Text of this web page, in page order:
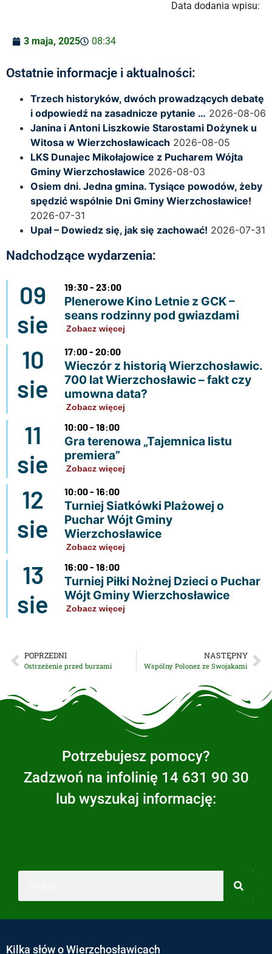
Data dodania wpisu:
3 maja, 2025 08:34
Ostatnie informacje i aktualności:
Trzech historyków, dwóch prowadzących debatę
i odpowiedź na zasadnicze pytanie … 2026-08-06
Janina i Antoni Liszkowie Starostami Dożynek u
Witosa w Wierzchosławicach 2026-08-05
LKS Dunajec Mikołajowice z Pucharem Wójta
Gminy Wierzchosławice 2026-08-03
Osiem dni. Jedna gmina. Tysiące powodów, żeby
spędzić wspólnie Dni Gminy Wierzchosławice!
2026-07-31
Upał – Dowiedz się, jak się zachować! 2026-07-31
Nadchodzące wydarzenia:
09
sie
19:30 - 23:00
Plenerowe Kino Letnie z GCK –
seans rodzinny pod gwiazdami
Zobacz więcej
10
sie
17:00 - 20:00
Wieczór z historią Wierzchosławic.
700 lat Wierzchosławic – fakt czy
umowna data?
Zobacz więcej
11
sie
10:00 - 18:00
Gra terenowa „Tajemnica listu
premiera”
Zobacz więcej
12
sie
10:00 - 16:00
Turniej Siatkówki Plażowej o
Puchar Wójt Gminy
Wierzchosławice
Zobacz więcej
13
sie
16:00 - 18:00
Turniej Piłki Nożnej Dzieci o Puchar
Wójt Gminy Wierzchosławice
Zobacz więcej
POPRZEDNI
Ostrzeżenie przed burzami
NASTĘPNY
Wspólny Polonez ze Swojakami
Potrzebujesz pomocy?
Zadzwoń na infolinię 14 631 90 30
lub wyszukaj informację:
Kilka słów o Wierzchosławicach